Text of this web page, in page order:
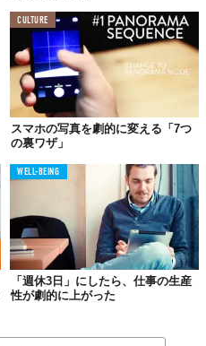
CULTURE
スマホの写真を劇的に変える「7つ
の裏ワザ」
WELL-BEING
「週休3日」にしたら、仕事の生産
性が劇的に上がった